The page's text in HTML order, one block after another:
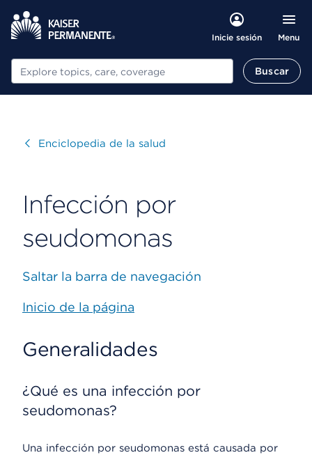
Inicie sesión Menu
Buscar Buscar
Visitar
Enciclopedia de la salud
Infección por
seudomonas
Saltar la barra de navegación
Inicio de la página
Generalidades
¿Qué es una infección por
seudomonas?
Una infección por seudomonas está causada por